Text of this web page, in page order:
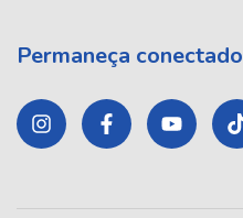
Permaneça conectado